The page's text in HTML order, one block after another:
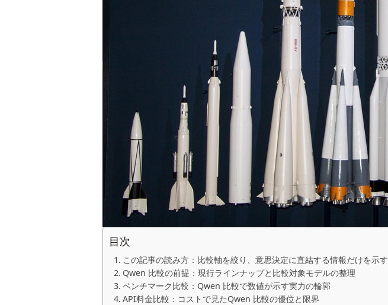
目次
この記事の読み方：比較軸を絞り、意思決定に直結する情報だけを示す
Qwen 比較の前提：現行ラインナップと比較対象モデルの整理
ベンチマーク比較：Qwen 比較で数値が示す実力の輪郭
API料金比較：コストで見たQwen 比較の優位と限界